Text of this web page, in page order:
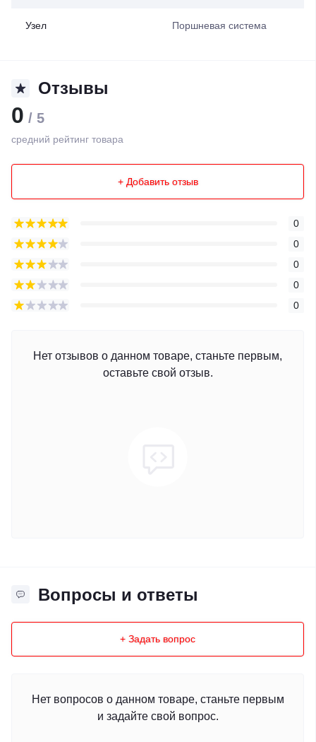
Узел Поршневая система
Отзывы
0 / 5
средний рейтинг товара
+ Добавить отзыв
0
0
0
0
0
Нет отзывов о данном товаре, станьте первым,
оставьте свой отзыв.
Вопросы и ответы
+ Задать вопрос
Нет вопросов о данном товаре, станьте первым
и задайте свой вопрос.